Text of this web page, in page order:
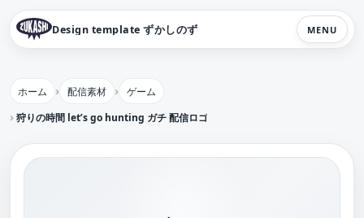
Design template ずかしのず MENU
ホーム 配信素材
ゲーム
狩りの時間 let’s go hunting ガチ 配信ロゴ 【フリー素材・サムネ素材】